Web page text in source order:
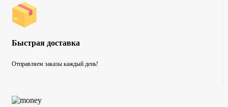
Быстрая доставка
Отправляем заказы каждый день!